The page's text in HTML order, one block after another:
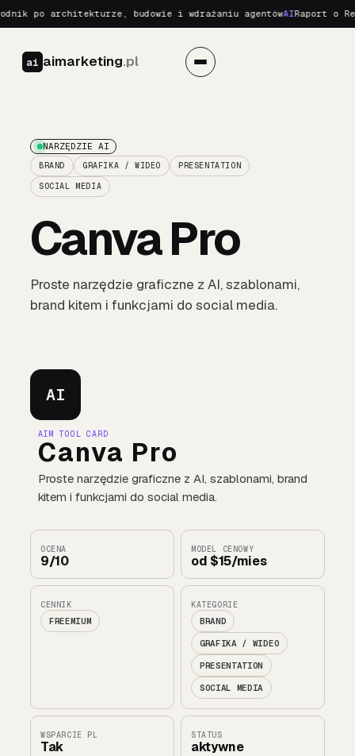
po architekturze, budowie i wdrażaniu agentówAIRaport o
ai aimarketing.pl
NARZĘDZIE AI
BRAND GRAFIKA / WIDEO
PRESENTATION
SOCIAL MEDIA
Canva Pro
Proste narzędzie graficzne z AI, szablonami,
brand kitem i funkcjami do social media.
AI
AIM TOOL CARD
Canva Pro
Proste narzędzie graficzne z AI, szablonami, brand
kitem i funkcjami do social media.
OCENA
9/10
MODEL CENOWY
od $15/mies
CENNIK
FREEMIUM
KATEGORIE
BRAND
GRAFIKA / WIDEO
PRESENTATION
SOCIAL MEDIA
WSPARCIE PL
Tak
STATUS
aktywne